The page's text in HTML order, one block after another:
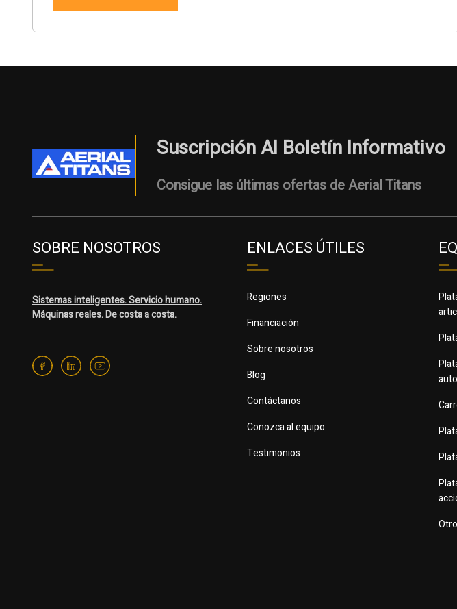
Suscripción Al Boletín Informativo
Consigue las últimas ofertas de Aerial Titans
SOBRE NOSOTROS
Sistemas inteligentes. Servicio humano.
Máquinas reales. De costa a costa.
ENLACES ÚTILES
Regiones
Financiación
Sobre nosotros
Blog
Contáctanos
Conozca al equipo
Testimonios